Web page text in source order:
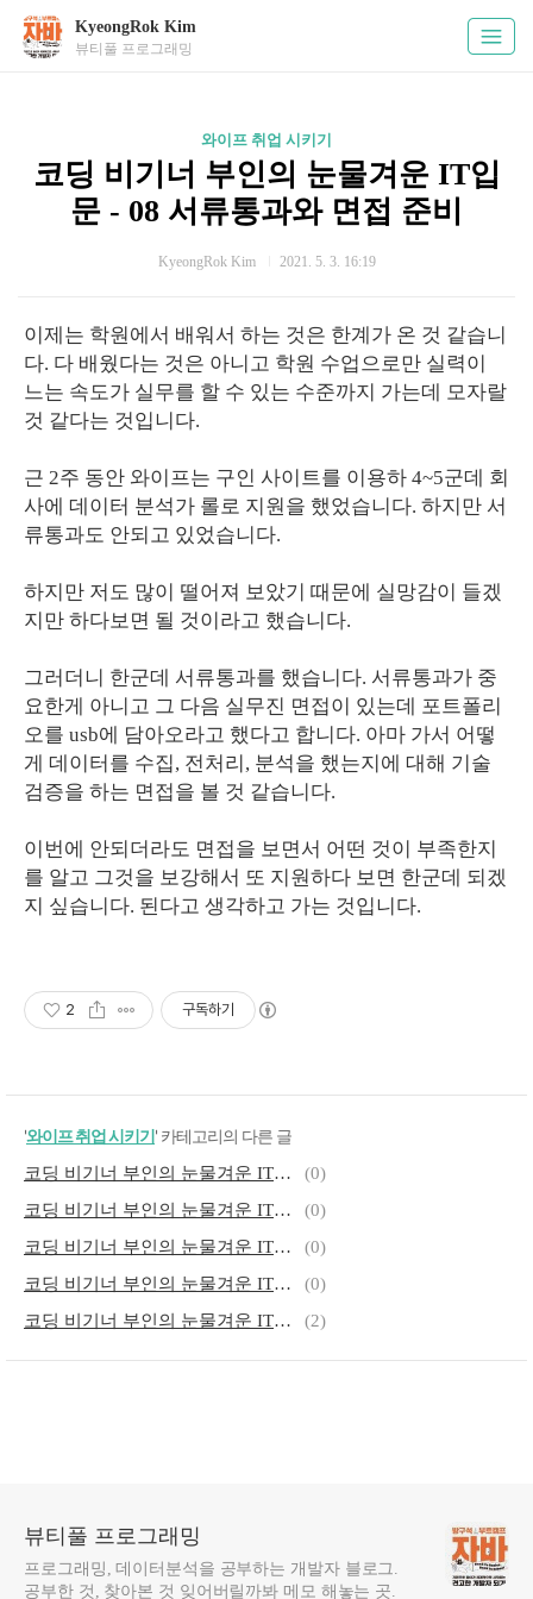
KyeongRok Kim
뷰티풀 프로그래밍
와이프 취업 시키기
코딩 비기너 부인의 눈물겨운 IT입
문 - 08 서류통과와 면접 준비
KyeongRok Kim 2021. 5. 3. 16:19
이제는 학원에서 배워서 하는 것은 한계가 온 것 같습니
다. 다 배웠다는 것은 아니고 학원 수업으로만 실력이
느는 속도가 실무를 할 수 있는 수준까지 가는데 모자랄
것 같다는 것입니다.
근 2주 동안 와이프는 구인 사이트를 이용하 4~5군데 회
사에 데이터 분석가 롤로 지원을 했었습니다. 하지만 서
류통과도 안되고 있었습니다.
하지만 저도 많이 떨어져 보았기 때문에 실망감이 들겠
지만 하다보면 될 것이라고 했습니다.
그러더니 한군데 서류통과를 했습니다. 서류통과가 중
요한게 아니고 그 다음 실무진 면접이 있는데 포트폴리
오를 usb에 담아오라고 했다고 합니다. 아마 가서 어떻
게 데이터를 수집, 전처리, 분석을 했는지에 대해 기술
검증을 하는 면접을 볼 것 같습니다.
이번에 안되더라도 면접을 보면서 어떤 것이 부족한지
를 알고 그것을 보강해서 또 지원하다 보면 한군데 되겠
지 싶습니다. 된다고 생각하고 가는 것입니다.
2 구독하기
'와이프 취업 시키기' 카테고리의 다른 글
코딩 비기너 부인의 눈물겨운 IT입문 - 10 두번째 면접
(0)
코딩 비기너 부인의 눈물겨운 IT입문 - 09 면접 떨어짐
(0)
코딩 비기너 부인의 눈물겨운 IT입문 - 07 보일때까지는 10개월이 걸린다
(0)
코딩 비기너 부인의 눈물겨운 IT입문 - 06 저녁은 먹고 오는걸로
(0)
코딩 비기너 부인의 눈물겨운 IT입문 - 05 Let it be
(2)
뷰티풀 프로그래밍
프로그래밍, 데이터분석을 공부하는 개발자 블로그.
공부한 것, 찾아본 것 잊어버릴까봐 메모 해놓는 곳.